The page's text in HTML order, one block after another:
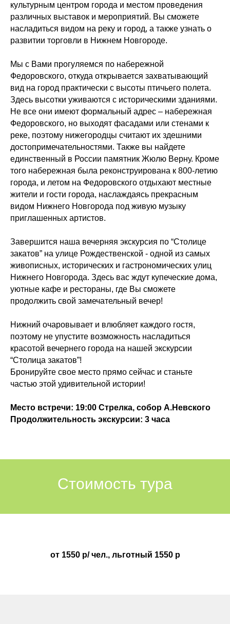
культурным центром города и местом проведения
различных выставок и мероприятий. Вы сможете
насладиться видом на реку и город, а также узнать о
развитии торговли в Нижнем Новгороде.
Мы с Вами прогуляемся по набережной
Федоровского, откуда открывается захватывающий
вид на город практически с высоты птичьего полета.
Здесь высотки уживаются с историческими зданиями.
Не все они имеют формальный адрес – набережная
Федоровского, но выходят фасадами или стенами к
реке, поэтому нижегородцы считают их здешними
достопримечательностями. Также вы найдете
единственный в России памятник Жюлю Верну. Кроме
того набережная была реконструирована к 800-летию
города, и летом на Федоровского отдыхают местные
жители и гости города, наслаждаясь прекрасным
видом Нижнего Новгорода под живую музыку
приглашенных артистов.
Завершится наша вечерняя экскурсия по “Столице
закатов” на улице Рождественской - одной из самых
живописных, исторических и гастрономических улиц
Нижнего Новгорода. Здесь вас ждут купеческие дома,
уютные кафе и рестораны, где Вы сможете
продолжить свой замечательный вечер!
Нижний очаровывает и влюбляет каждого гостя,
поэтому не упустите возможность насладиться
красотой вечернего города на нашей экскурсии
“Столица закатов”!
Бронируйте свое место прямо сейчас и станьте
частью этой удивительной истории!
Место встречи: 19:00 Стрелка, собор А.Невского
Продолжительность экскурсии: 3 часа
Стоимость тура
от 1550 р/ чел., льготный 1550 р